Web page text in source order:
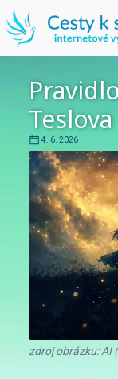
4. 6. 2026
zdroj obrázku: AI